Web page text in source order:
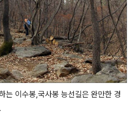
는 이수봉,국사봉 능선길은 완만한 경